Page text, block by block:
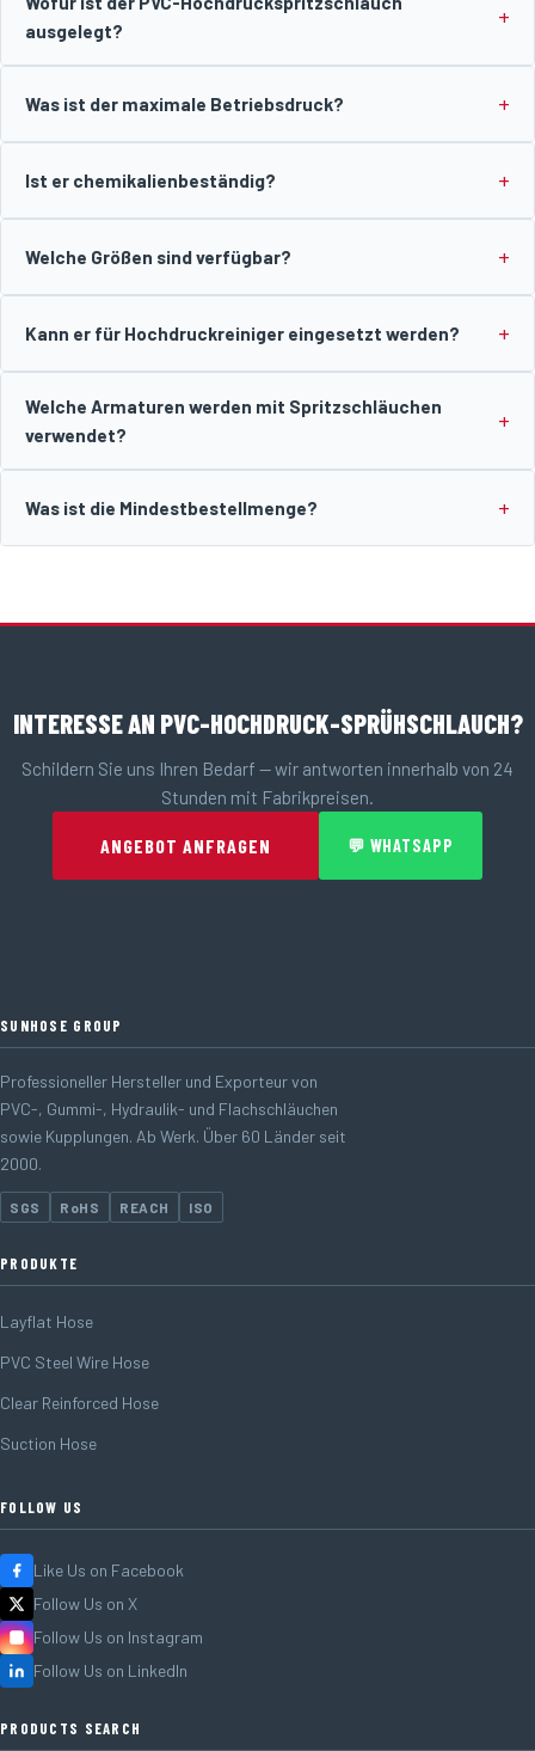
ausgelegt?
Was ist der maximale Betriebsdruck?
Ist er chemikalienbeständig?
Welche Größen sind verfügbar?
Kann er für Hochdruckreiniger eingesetzt werden?
Welche Armaturen werden mit Spritzschläuchen
verwendet?
Was ist die Mindestbestellmenge?
INTERESSE AN PVC-HOCHDRUCK-SPRÜHSCHLAUCH?
Schildern Sie uns Ihren Bedarf — wir antworten innerhalb von 24
Stunden mit Fabrikpreisen.
ANGEBOT ANFRAGEN 💬 WHATSAPP
SUNHOSE GROUP
Professioneller Hersteller und Exporteur von
PVC-, Gummi-, Hydraulik- und Flachschläuchen
sowie Kupplungen. Ab Werk. Über 60 Länder seit
2000.
SGS RoHS REACH ISO
PRODUKTE
Layflat Hose
PVC Steel Wire Hose
Clear Reinforced Hose
Suction Hose
FOLLOW US
Like Us on Facebook
Follow Us on X
Follow Us on Instagram
Follow Us on LinkedIn
PRODUCTS SEARCH